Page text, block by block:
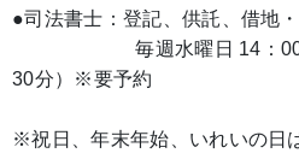
●司法書士：登記、供託、借地
毎週水曜日 14：00～
30分）※要予約
※祝日、年末年始、いれいの日